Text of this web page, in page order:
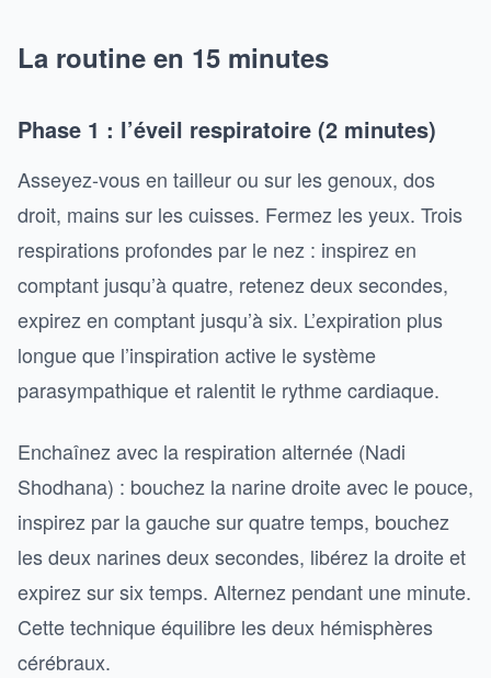
La routine en 15 minutes
Phase 1 : l’éveil respiratoire (2 minutes)
Asseyez-vous en tailleur ou sur les genoux, dos
droit, mains sur les cuisses. Fermez les yeux. Trois
respirations profondes par le nez : inspirez en
comptant jusqu’à quatre, retenez deux secondes,
expirez en comptant jusqu’à six. L’expiration plus
longue que l’inspiration active le système
parasympathique et ralentit le rythme cardiaque.
Enchaînez avec la respiration alternée (Nadi
Shodhana) : bouchez la narine droite avec le pouce,
inspirez par la gauche sur quatre temps, bouchez
les deux narines deux secondes, libérez la droite et
expirez sur six temps. Alternez pendant une minute.
Cette technique équilibre les deux hémisphères
cérébraux.